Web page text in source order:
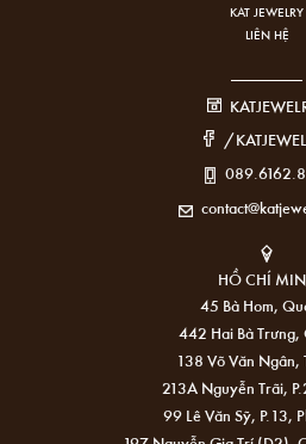
KAT JEWELRY
LIÊN HỆ
/
HỒ CHÍ
45 Bà Hom,
442 Hai Bà Trưng,
138 Võ Văn Ngân,
213A Nguyễn Trãi,
99 Lê Văn Sỹ, P.13,